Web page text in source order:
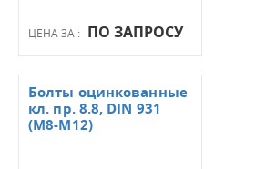
ЦЕНА ЗА : ПО ЗАПРОСУ
Болты оцинкованные
кл. пр. 8.8, DIN 931
(М8-М12)